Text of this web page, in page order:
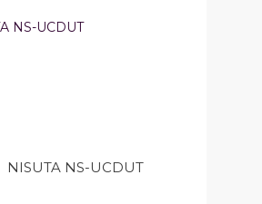
NISUTA NS-UCDUT